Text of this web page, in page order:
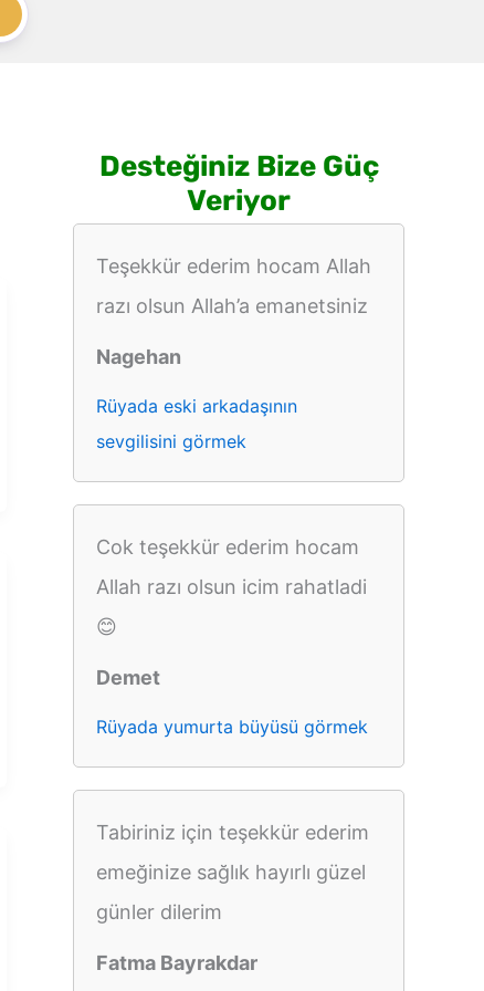
Desteğiniz Bize Güç
Veriyor
Teşekkür ederim hocam Allah
razı olsun Allah’a emanetsiniz
Nagehan
Rüyada eski arkadaşının
sevgilisini görmek
Cok teşekkür ederim hocam
Allah razı olsun icim rahatladi
😊
Demet
Rüyada yumurta büyüsü görmek
Tabiriniz için teşekkür ederim
emeğinize sağlık hayırlı güzel
günler dilerim
Fatma Bayrakdar